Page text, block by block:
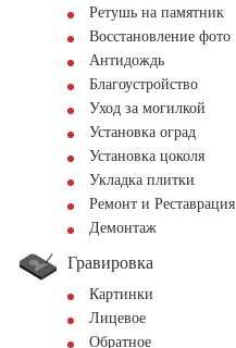
Ретушь на памятник
Восстановление фото
Антидождь
Благоустройство
Уход за могилкой
Установка оград
Установка цоколя
Укладка плитки
Ремонт и Реставрация
Демонтаж
Гравировка
Картинки
Лицевое
Обратное